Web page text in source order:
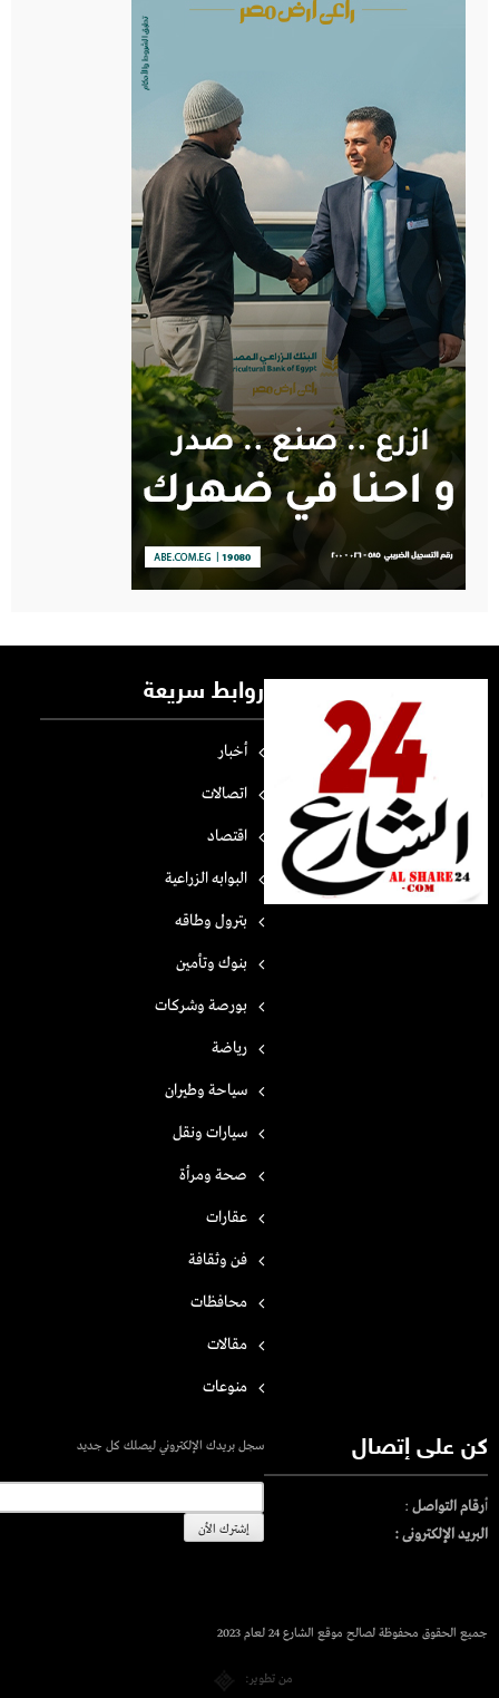
روابط سريعة
أخبار
اتصالات
اقتصاد
البوابه الزراعية
بترول وطاقه
بنوك وتأمين
بورصة وشركات
رياضة
سياحة وطيران
سيارات ونقل
صحة ومرأة
عقارات
فن وثقافة
محافظات
مقالات
منوعات
كن على إتصال
أرقام التواصل :
البريد الإلكترونى :
سجل بريدك الإلكتروني ليصلك كل جديد
جميع الحقوق محفوظة لصالح موقع الشارع 24 لعام 2023
من تطوير: